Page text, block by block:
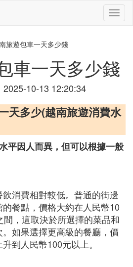
切
換
旅遊包車一天多少錢
車一天多少錢
2025-10-13 12:20:34
天多少(越南旅遊消費水
平因人而異，但可以根據一般
消費相對較低。普通的街邊
餐點，價格大約在人民幣10
間，這取決於所選擇的菜品和
如果選擇更高級的餐廳，價
到人民幣100元以上。